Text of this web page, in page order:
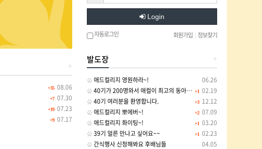
+
+35 08.06
+7 07.30
+19 07.23
+9 07.17
Login
자동로그인 회원가입 | 정보찾기
+
발도장
06.26
애드컬리지 영원하라~!
+1 02.19
40기가 200명와서 애컬이 최고의 동아리라는거 200…
+3 12.12
40기 여러분을 환영합니다.
+2 07.09
애드컬리지 뽀에버~!
+1 03.20
애드컬리지 화이팅~!
+1 02.23
39기 얼른 만나고 싶어요~~
04.05
간식행사 신청해봐요 후배님들